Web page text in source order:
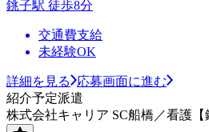
銚子駅 徒歩8分
交通費支給
未経験OK
詳細を見る
応募画面に進む
紹介予定派遣
株式会社キャリア SC船橋／看護【